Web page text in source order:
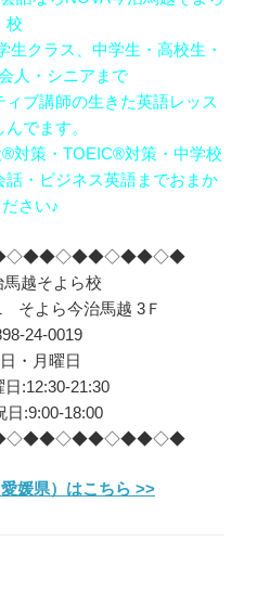
校
生クラス、中学生・高校生・
人・シニアまで
ブ講師の生きた英語レッス
でます。
対策・TOEIC®対策・中学校
・ビジネス英語までおまか
さい♪
馬越そよら校
そよら今治馬越 3Ｆ
24-0019
・月曜日
:12:30-21:30
日:9:00-18:00
媛県）はこちら >>